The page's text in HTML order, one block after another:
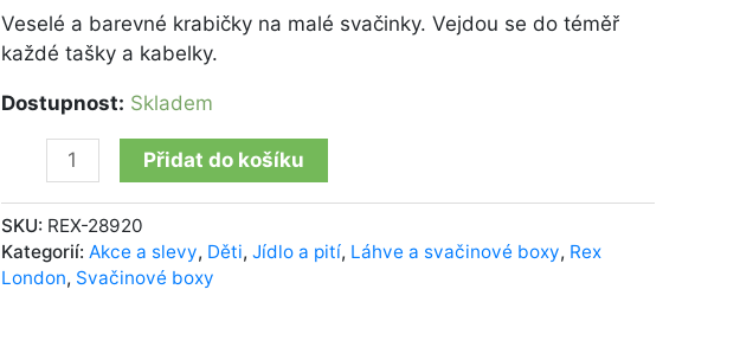
Veselé a barevné krabičky na malé svačinky. Vejdou se do téměř
každé tašky a kabelky.
Dostupnost: Skladem
množství
Přidat do košíku
SKU: REX-28920
Kategorií: Akce a slevy, Děti, Jídlo a pití, Láhve a svačinové boxy, Rex
London, Svačinové boxy